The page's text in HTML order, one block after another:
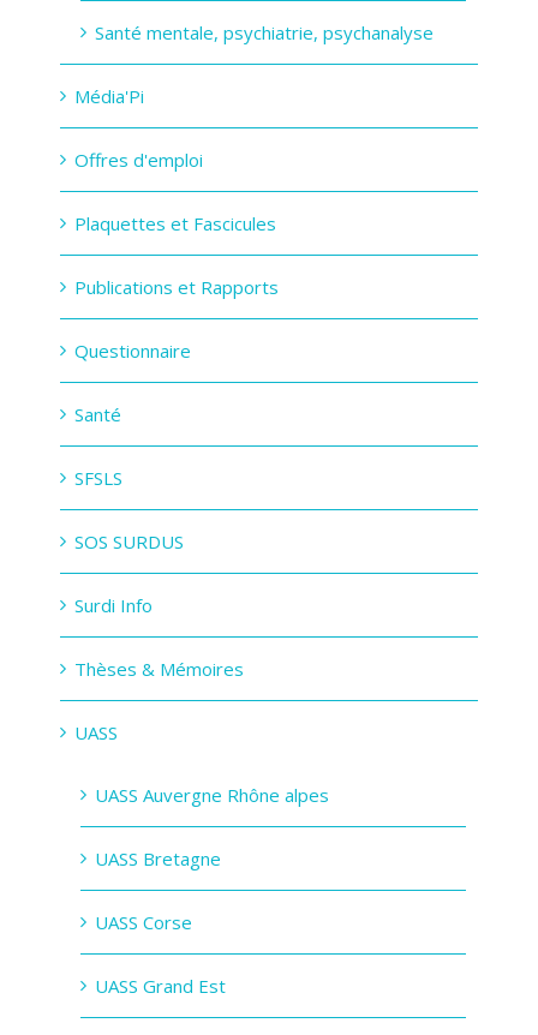
Santé mentale, psychiatrie, psychanalyse
Média'Pi
Offres d'emploi
Plaquettes et Fascicules
Publications et Rapports
Questionnaire
Santé
SFSLS
SOS SURDUS
Surdi Info
Thèses & Mémoires
UASS
UASS Auvergne Rhône alpes
UASS Bretagne
UASS Corse
UASS Grand Est